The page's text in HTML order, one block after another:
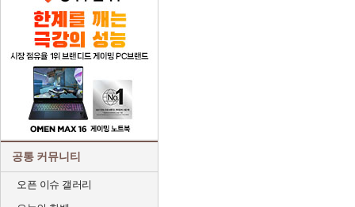
공통 커뮤니티
오픈 이슈 갤러리